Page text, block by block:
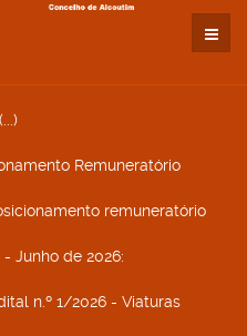
Remuneratório
remuneratório
Junho de 2026:
n.º 1/2026 - Viaturas